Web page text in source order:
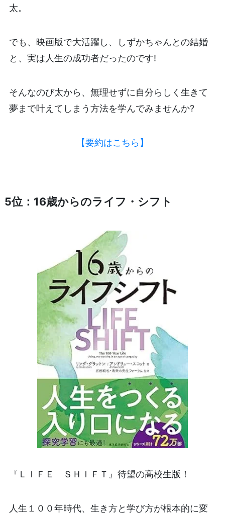
太。
でも、映画版で大活躍し、しずかちゃんとの結婚
と、実は人生の成功者だったのです!
そんなのび太から、無理せずに自分らしく生きて
夢まで叶えてしまう方法を学んでみませんか?
【要約はこちら】
5位：16歳からのライフ・シフト
『ＬＩＦＥ ＳＨＩＦＴ』待望の高校生版！
人生１００年時代、生き方と学び方が根本的に変